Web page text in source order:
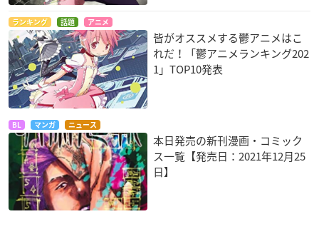
ランキング 話題 アニメ
皆がオススメする鬱アニメはこ
れだ！「鬱アニメランキング202
1」TOP10発表
BL マンガ ニュース
本日発売の新刊漫画・コミック
ス一覧【発売日：2021年12月25
日】